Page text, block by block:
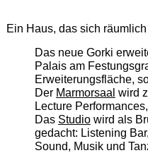
Ein Haus, das sich
Das neue Gorki
Palais am
Erweiterungsfläche,
Der Marmorsaal wird
Lecture
Das Studiowird als
gedacht: Listening
Sound, Musik und